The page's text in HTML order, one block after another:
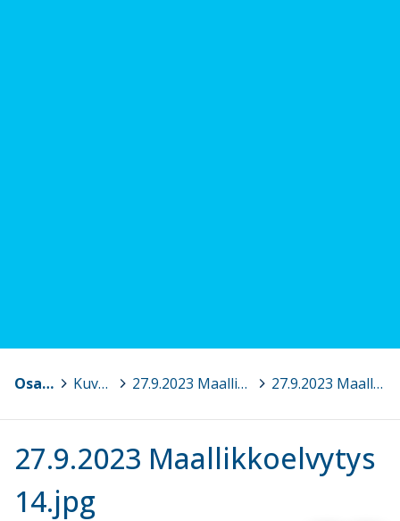
Osaava Satakunta Kuvagalleria > 27.9.2023 Maallikkoelvytyksestä kansalaistaito – tietoa ja tukea maallikkoelvytyksestä, Pori > 27.9.2023 Maallikkoelvytys 14.jpg
27.9.2023 Maallikkoelvytys
14.jpg